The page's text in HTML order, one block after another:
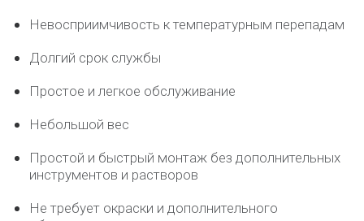
Невосприимчивость к температурным перепадам
Долгий срок службы
Простое и легкое обслуживание
Небольшой вес
Простой и быстрый монтаж без дополнительных
инструментов и растворов
Не требует окраски и дополнительного